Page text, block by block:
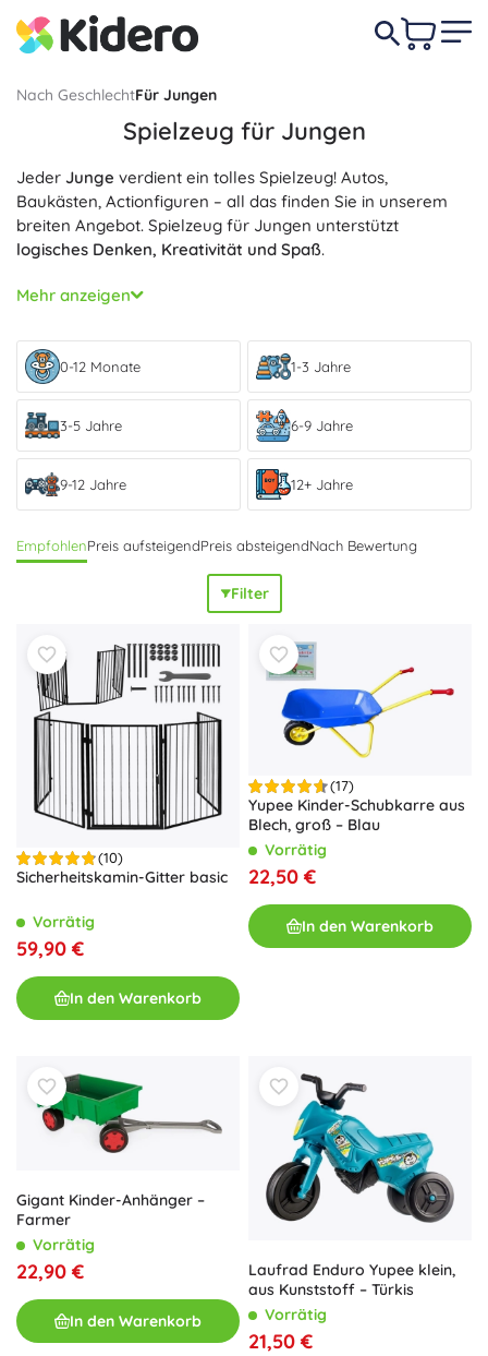
Nach GeschlechtFür Jungen
Spielzeug für Jungen
Jeder Junge verdient ein tolles Spielzeug! Autos,
Baukästen, Actionfiguren – all das finden Sie in unserem
breiten Angebot. Spielzeug für Jungen unterstützt
logisches Denken, Kreativität und Spaß.
Wählen Sie aus
für Jungen aller Altersgruppen. Ob er Abenteuer, Sport
für ihn.
Mehr anzeigen
0-12 Monate 1-3 Jahre
3-5 Jahre 6-9 Jahre
9-12 Jahre 12+ Jahre
EmpfohlenPreis aufsteigendPreis absteigendNach Bewertung
Filter
(10)
Sicherheitskamin-Gitter basic
Vorrätig
59,90 €
In den Warenkorb
(17)
Yupee Kinder-Schubkarre aus
Blech, groß – Blau
Vorrätig
22,50 €
In den Warenkorb
Gigant Kinder-Anhänger –
Farmer
Vorrätig
22,90 €
In den Warenkorb
Laufrad Enduro Yupee klein,
aus Kunststoff – Türkis
Vorrätig
21,50 €